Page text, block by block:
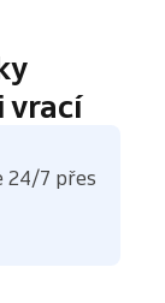
vrací
24/7 přes